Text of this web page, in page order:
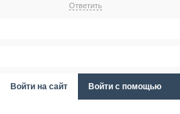
Ответить
Войти на сайт Войти с помощью